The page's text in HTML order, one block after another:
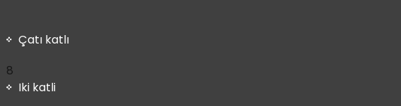
Çatı katlı
88
ürün
Iki katli